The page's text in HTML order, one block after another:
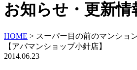
お知らせ・更新情
HOME > スーパー目の前のマンショ
【アパマンショップ小針店】
2014.06.23